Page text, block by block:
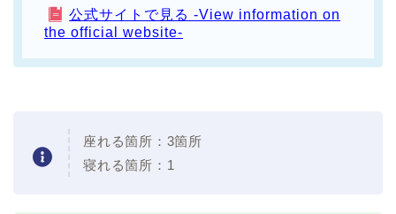
公式サイトで見る -View information on
the official website-
座れる箇所：3箇所
寝れる箇所：1